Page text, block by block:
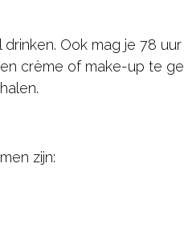
Ook mag je 78
crème of make-up te
zijn: